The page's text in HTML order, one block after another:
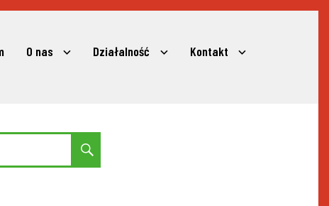
O nas
expandDziałalność
expandKontakt
expand